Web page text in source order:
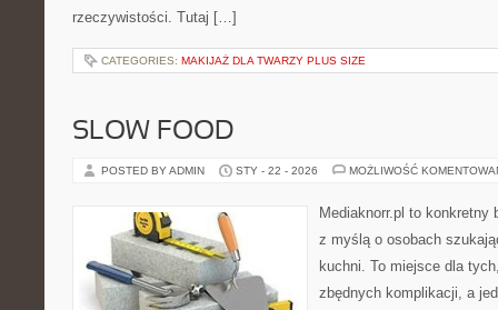
rzeczywistości. Tutaj […]
CATEGORIES: MAKIJAŻ DLA TWARZY PLUS SIZE
SLOW FOOD
POSTED BY ADMIN STY - 22 - 2026 MOŻLIWOŚĆ
Mediaknorr.pl to konkretny
z myślą o osobach
kuchni. To miejsce dla
zbędnych komplikacji, a